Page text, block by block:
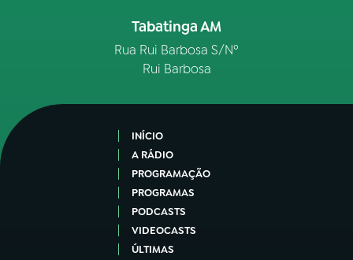
Tabatinga AM
Rua Rui Barbosa S/Nº
Rui Barbosa
INÍCIO
A RÁDIO
PROGRAMAÇÃO
PROGRAMAS
PODCASTS
VIDEOCASTS
ÚLTIMAS